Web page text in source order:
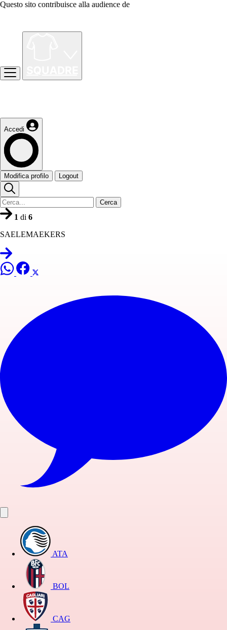
Questo sito contribuisce alla audience de
Accedi
Modifica profilo Logout
Cerca
1 di 6
SAELEMAEKERS
ATA
BOL
CAG